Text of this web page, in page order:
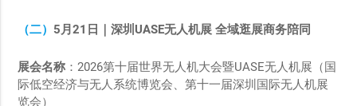
（二） 5月21 日｜深圳UASE无人机展 全域逛展商务陪同
展会名称 ：2026第十届世界无人机大会暨UASE无人机展（国
际低空经济与无人系统博览会、第十一届深圳国际无人机展
览会）